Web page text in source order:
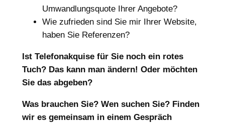
Umwandlungsquote Ihrer Angebote?
Wie zufrieden sind Sie mir Ihrer Website,
haben Sie Referenzen?
Ist Telefonakquise für Sie noch ein rotes
Tuch? Das kann man ändern! Oder möchten
Sie das abgeben?
Was brauchen Sie? Wen suchen Sie? Finden
wir es gemeinsam in einem Gespräch